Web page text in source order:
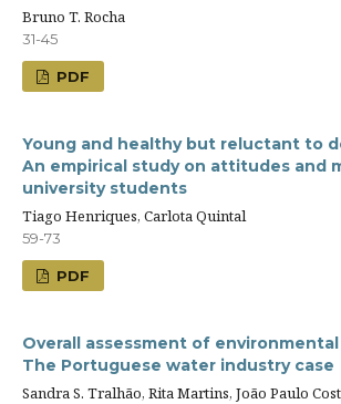
Bruno T. Rocha
31-45
PDF
Young and healthy but reluctant to
An empirical study on attitudes and
university students
Tiago Henriques, Carlota Quintal
59-73
PDF
Overall assessment of
The Portuguese water industry case
Sandra S. Tralhão, Rita Martins, João Paulo